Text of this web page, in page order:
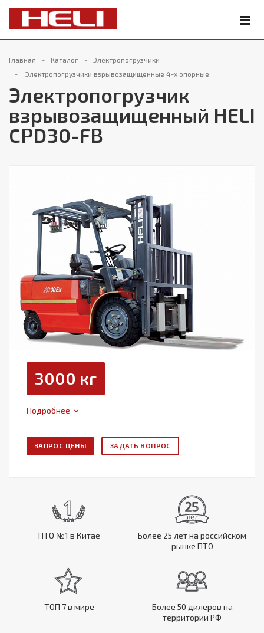
Главная Каталог
Электропогрузчики
Электропогрузчики взрывозащищенные 4-х опорные
Электропогрузчик
взрывозащищенный HELI
CPD30-FB
3000 кг
Подробнее
ЗАПРОС ЦЕНЫ ЗАДАТЬ ВОПРОС
ПТО №1 в Китае
Более 25 лет на российском
рынке ПТО
ТОП 7 в мире
Более 50 дилеров на
территории РФ